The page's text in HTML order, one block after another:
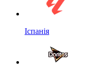
Іспанія